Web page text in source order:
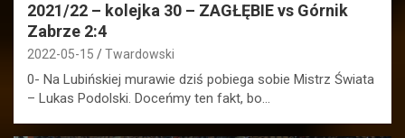
2021/22 – kolejka 30 – ZAGŁĘBIE vs Górnik
Zabrze 2:4
2022-05-15 Twardowski
0- Na Lubińskiej murawie dziś pobiega sobie Mistrz Świata
– Lukas Podolski. Doceńmy ten fakt, bo…